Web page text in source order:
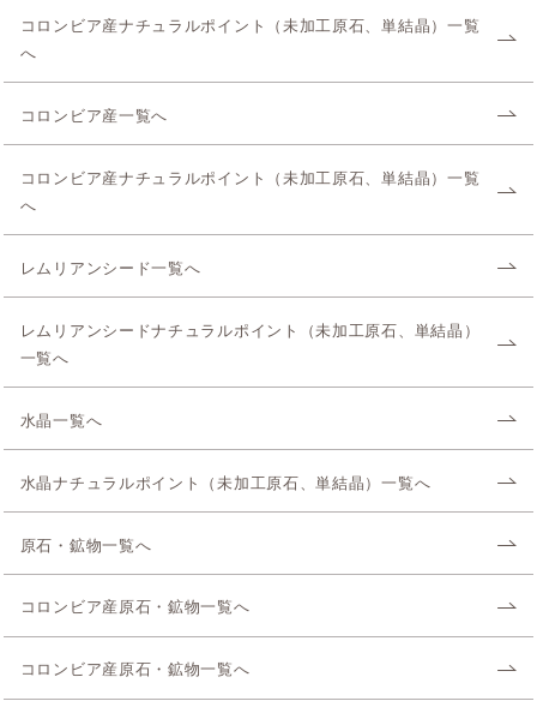
コロンビア産ナチュラルポイント（未加工原石、単結晶）一覧
へ
コロンビア産一覧へ
コロンビア産ナチュラルポイント（未加工原石、単結晶）一覧
へ
レムリアンシード一覧へ
レムリアンシードナチュラルポイント（未加工原石、単結晶）
一覧へ
水晶一覧へ
水晶ナチュラルポイント（未加工原石、単結晶）一覧へ
原石・鉱物一覧へ
コロンビア産原石・鉱物一覧へ
コロンビア産原石・鉱物一覧へ